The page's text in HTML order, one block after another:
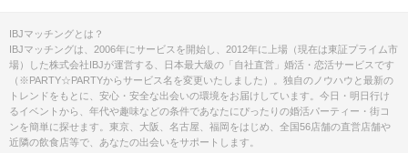
IBJマッチングとは？
IBJマッチングは、2006年にサービスを開始し、2012年に上場（現在は東証プライム市
場）した株式会社IBJが運営する、日本最大級の「自社直営」婚活・恋活サービスです
（※PARTY☆PARTYからサービス名を変更いたしました）。独自のノウハウと最新の
トレンドをもとに、安心・安全な出会いの環境をお届けしています。今日・明日行け
るイベントから、年代や趣味などの条件であなたにぴったりの婚活パーティー・街コ
ンを簡単に探せます。東京、大阪、名古屋、福岡をはじめ、全国56店舗の直営店舗や
近隣の飲食店等で、あなたの出会いをサポートします。